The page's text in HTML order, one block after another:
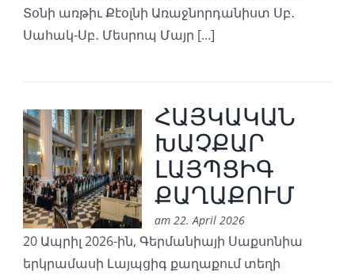
Տօնի առթիւ Քէօլնի Առաջնորդանիստ Սբ․
Սահակ-Սբ․ Մեսրոպ Մայր […]
ՀԱՅԿԱԿԱՆ
ԽԱՉՔԱՐ
ԼԱՅՊՑԻԳ
ՔԱՂԱՔՈՒՄ
am 22. April 2026
20 Ապրիլ 2026-ին, Գերմանիայի Սաքսոնիա
երկրամասի Լայպցիգ քաղաքում տեղի